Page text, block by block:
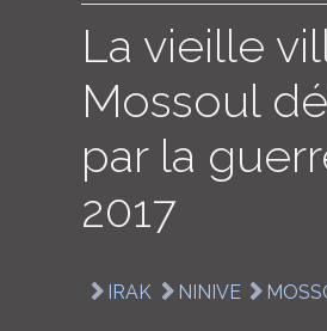
La vieille
Mossoul
par la
2017
IRAK NINIVE